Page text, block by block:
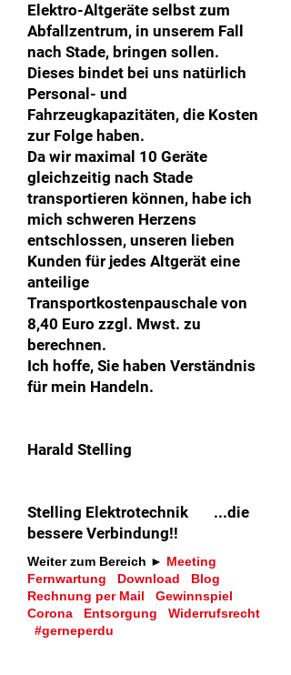
Elektro-Altgeräte selbst zum
Abfallzentrum, in unserem Fall
nach Stade, bringen sollen.
Dieses bindet bei uns natürlich
Personal- und
Fahrzeugkapazitäten, die Kosten
zur Folge haben.
Da wir maximal 10 Geräte
gleichzeitig nach Stade
transportieren können, habe ich
mich schweren Herzens
entschlossen, unseren lieben
Kunden für jedes Altgerät eine
anteilige
Transportkostenpauschale von
8,40 Euro zzgl. Mwst. zu
berechnen.
Ich hoffe, Sie haben Verständnis
für mein Handeln.
Harald Stelling
Stelling Elektrotechnik ...die
bessere Verbindung!!
Weiter zum Bereich ► Meeting
Fernwartung
Download
Blog
Rechnung per Mail
Gewinnspiel
Corona
Entsorgung
Widerrufsrecht
#gerneperdu